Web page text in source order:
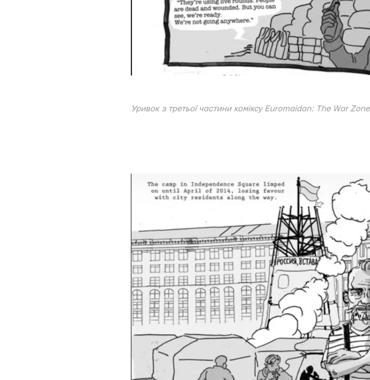
Уривок з третьої частини коміксу Euromaidan: The War Zone